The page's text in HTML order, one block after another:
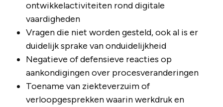
ontwikkelactiviteiten rond digitale
vaardigheden
Vragen die niet worden gesteld, ook al is er
duidelijk sprake van onduidelijkheid
Negatieve of defensieve reacties op
aankondigingen over procesveranderingen
Toename van ziekteverzuim of
verloopgesprekken waarin werkdruk en